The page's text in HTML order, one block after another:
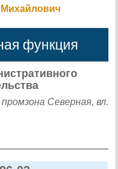
функция
Северная, вл.